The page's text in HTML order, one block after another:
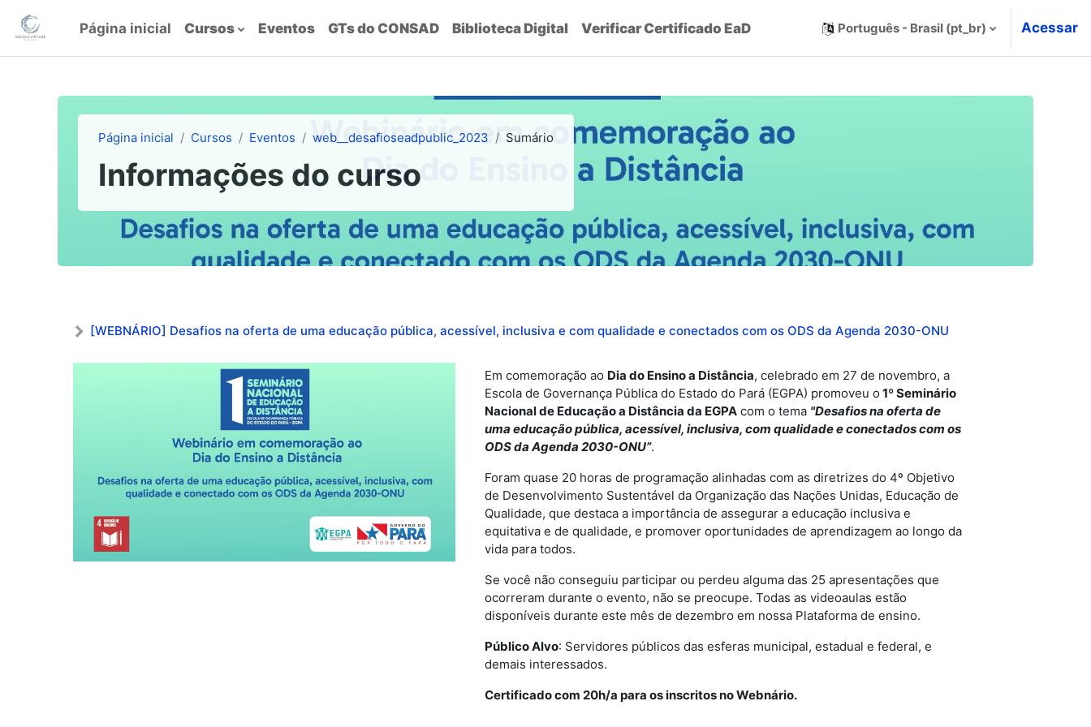
Página inicial Cursos Eventos GTs do CONSAD Biblioteca Digital Verificar Certificado EaD Português - Brasil ‎(pt_br)‎ Acessar
Página inicial Cursos Eventos web__desafioseadpublic_2023 Sumário
Informações do curso
[WEBNÁRIO] Desafios na oferta de uma educação pública, acessível, inclusiva e com qualidade e conectados com os ODS da Agenda 2030-ONU
Em comemoração ao Dia do Ensino a Distância, celebrado em 27 de novembro, a
Escola de Governança Pública do Estado do Pará (EGPA) promoveu o 1º Seminário
Nacional de Educação a Distância da EGPAcom o tema "Desafios na oferta de
uma educação pública, acessível, inclusiva, com qualidade e conectados com os
ODS da Agenda 2030-ONU”.
Foram quase 20 horas de programação alinhadas com as diretrizes do 4º Objetivo
de Desenvolvimento Sustentável da Organização das Nações Unidas, Educação de
Qualidade, que destaca a importância de assegurar a educação inclusiva e
equitativa e de qualidade, e promover oportunidades de aprendizagem ao longo da
vida para todos.
Se você não conseguiu participar ou perdeu alguma das 25 apresentações que
ocorreram durante o evento, não se preocupe. Todas as videoaulas estão
disponíveis durante este mês de dezembro em nossa Plataforma de ensino.
Público Alvo: Servidores públicos das esferas municipal, estadual e federal, e
demais interessados.
Certificado com 20h/a para os inscritos no Webnário.